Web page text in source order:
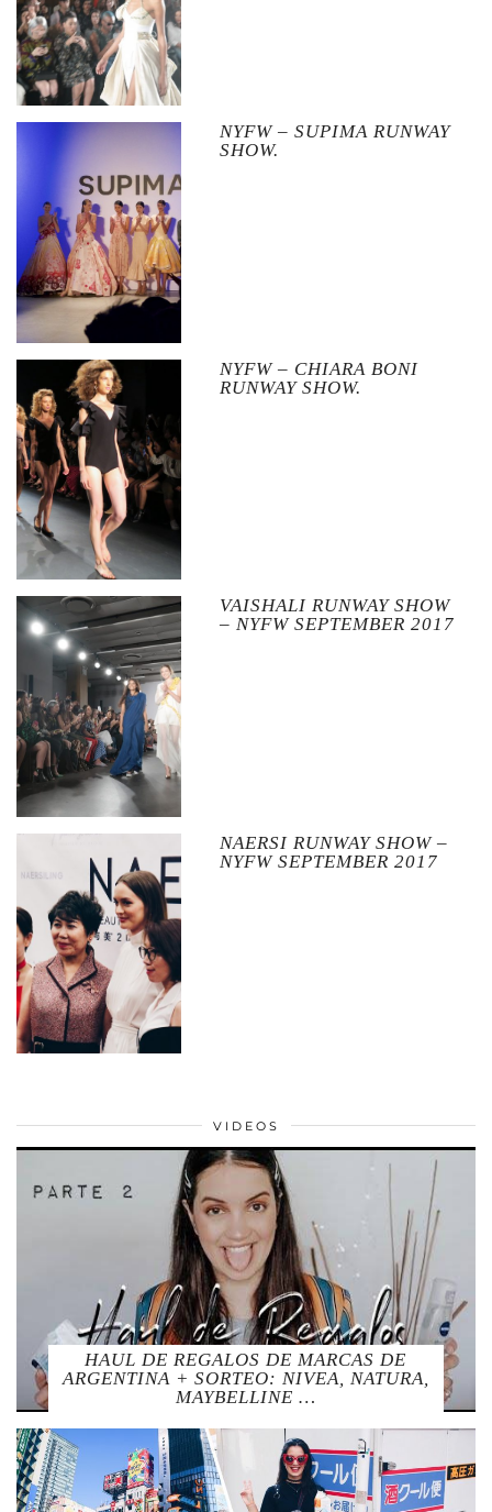
NYFW – SUPIMA RUNWAY
SHOW.
NYFW – CHIARA BONI
RUNWAY SHOW.
VAISHALI RUNWAY SHOW
– NYFW SEPTEMBER 2017
NAERSI RUNWAY SHOW –
NYFW SEPTEMBER 2017
VIDEOS
HAUL DE REGALOS DE MARCAS DE
ARGENTINA + SORTEO: NIVEA, NATURA,
MAYBELLINE …